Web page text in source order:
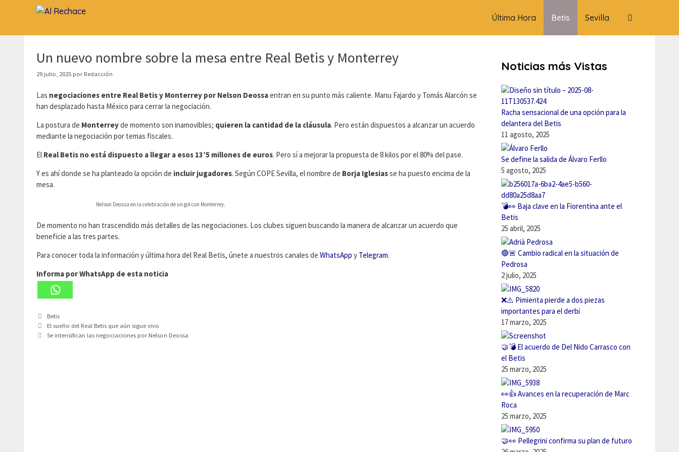
Última Hora Betis Sevilla
Un nuevo nombre sobre la mesa entre Real Betis y Monterrey
29 julio, 2025 porRedacción
Las negociaciones entre Real Betis y Monterrey por Nelson Deossaentran en su punto más caliente. Manu Fajardo y Tomás Alarcón se
han desplazado hasta México para cerrar la negociación.
La postura de Monterreyde momento son inamovibles; quieren la cantidad de la cláusula. Pero están dispuestos a alcanzar un acuerdo
mediante la negociación por temas fiscales.
El Real Betis no está dispuesto a llegar a esos 13’5 millones de euros. Pero sí a mejorar la propuesta de 8 kilos por el 80% del pase.
Y es ahí donde se ha planteado la opción de incluir jugadores. Según COPE Sevilla, el nombre de Borja Iglesiasse ha puesto encima de la
mesa.
Nelson Deossa en la celebración de un gol con Monterrey.
De momento no han trascendido más detalles de las negociaciones. Los clubes siguen buscando la manera de alcanzar un acuerdo que
beneficie a las tres partes.
Para conocer toda la información y última hora del Real Betis, únete a nuestros canales de WhatsApp y Telegram.
Informa por WhatsApp de esta noticia
Categorías
Betis
El sueño del Real Betis que aún sigue vivo
Se intensifican las negociaciones por Nelson Deossa
Noticias más Vistas
Racha sensacional de una opción para la
delantera del Betis
11 agosto, 2025
Se define la salida de Álvaro Ferllo
5 agosto, 2025
💣👀 Baja clave en la Fiorentina ante el
Betis
25 abril, 2025
🔴🚨 Cambio radical en la situación de
Pedrosa
2 julio, 2025
❌⚠️ Pimienta pierde a dos piezas
importantes para el derbi
17 marzo, 2025
🤝💣 El acuerdo de Del Nido Carrasco con
el Betis
25 marzo, 2025
👀👍 Avances en la recuperación de Marc
Roca
25 marzo, 2025
🤝👀 Pellegrini confirma su plan de futuro